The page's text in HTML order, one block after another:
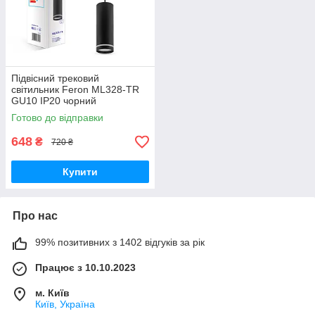
Підвісний трековий
світильник Feron ML328-TR
GU10 IP20 чорний
Готово до відправки
648 ₴ 720 ₴
Купити
Про нас
99% позитивних з 1402 відгуків за рік
Працює з 10.10.2023
м. Київ
Київ, Україна